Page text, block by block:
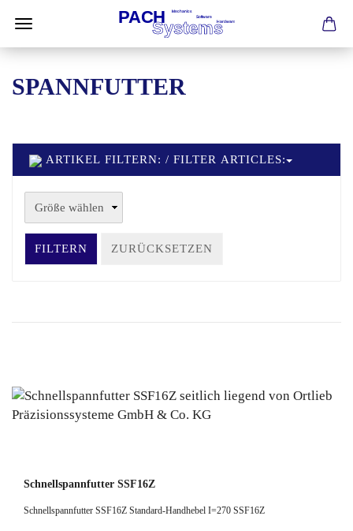
SPANNFUTTER
ARTIKEL FILTERN: / FILTER ARTICLES:
FILTERN ZURÜCKSETZEN
Schnellspannfutter SSF16Z
Schnellspannfutter SSF16Z Standard-Handhebel I=270 SSF16Z